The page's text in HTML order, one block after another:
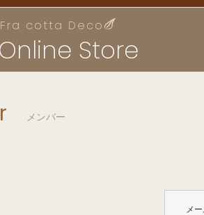
Fra cotta Deco
Online Store
メンバー
メ